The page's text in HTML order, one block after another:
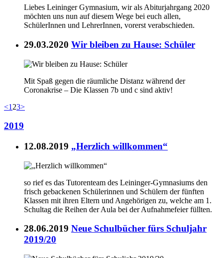
Liebes Leininger Gymnasium, wir als Abiturjahrgang 2020
möchten uns nun auf diesem Wege bei euch allen,
SchülerInnen und LehrerInnen, vorerst verabschieden.
29.03.2020 Wir bleiben zu Hause: Schüler
Mit Spaß gegen die räumliche Distanz während der
Coronakrise – Die Klassen 7b und c sind aktiv!
<1 23>
2019
12.08.2019 „Herzlich willkommen“
so rief es das Tutorenteam des Leininger-Gymnasiums den
frisch gebackenen Schülerinnen und Schülern der fünften
Klassen mit ihren Eltern und Angehörigen zu, welche am 1.
Schultag die Reihen der Aula bei der Aufnahmefeier füllten.
28.06.2019 Neue Schulbücher fürs Schuljahr
2019/20